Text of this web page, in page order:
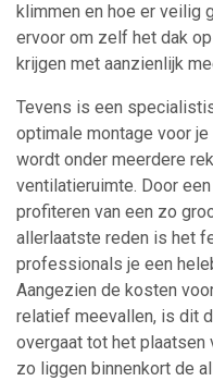
klimmen en hoe er veilig
ervoor om zelf het dak
krijgen met aanzienlijk
Tevens is een
optimale montage voor
wordt onder meerdere
ventilatieruimte. Door
profiteren van een zo
allerlaatste reden is het
professionals je een
Aangezien de kosten
relatief meevallen, is dit
overgaat tot het plaatsen
zo liggen binnenkort de